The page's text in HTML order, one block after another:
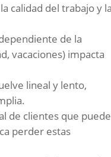
calidad del trabajo y la
de la
vacaciones) impacta
lineal y lento,
de clientes que
perder estas